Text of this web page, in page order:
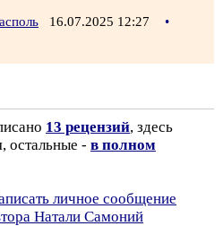
16.07.2025 12:27
•
13 рецензий, здесь
остальные - в полном
личное сообщение
Натали Самоний